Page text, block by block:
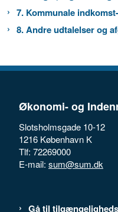
7. Kommunale
8. Andre udtalelser og
Økonomi- og
Slotsholmsgade 10-12
1216 København K
Tlf: 72269000
E-mail: sum@sum.dk
Gå til